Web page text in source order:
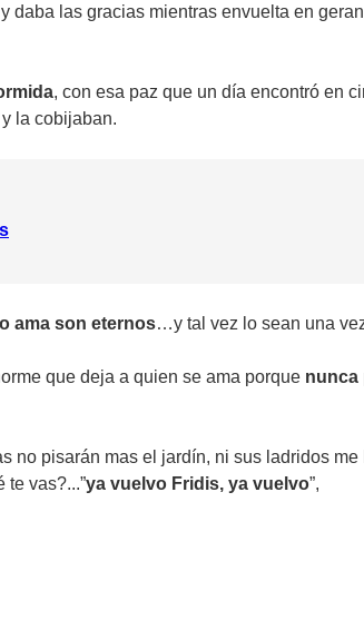
daba las gracias mientras envuelta en
, con esa paz que un día encontró en
la cobijaban.
ama son eternos…y tal vez lo sean una
que deja a quien se ama porque nunca
no pisarán mas el jardín, ni sus ladridos
te vas?...”ya vuelvo Fridis, ya vuelvo”,